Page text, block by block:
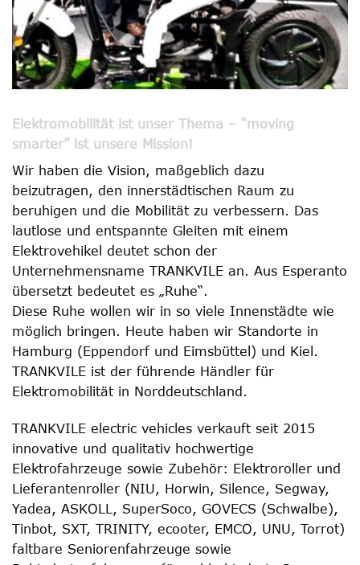
Elektromobilität ist unser Thema – “moving
smarter” ist unsere Mission!
Wir haben die Vision, maßgeblich dazu
beizutragen, den innerstädtischen Raum zu
beruhigen und die Mobilität zu verbessern. Das
lautlose und entspannte Gleiten mit einem
Elektrovehikel deutet schon der
Unternehmensname TRANKVILE an. Aus Esperanto
übersetzt bedeutet es „Ruhe“.
Diese Ruhe wollen wir in so viele Innenstädte wie
möglich bringen. Heute haben wir Standorte in
Hamburg (Eppendorf und Eimsbüttel) und Kiel.
TRANKVILE ist der führende Händler für
Elektromobilität in Norddeutschland.
TRANKVILE electric vehicles verkauft seit 2015
innovative und qualitativ hochwertige
Elektrofahrzeuge sowie Zubehör: Elektroroller und
Lieferantenroller (NIU, Horwin, Silence, Segway,
Yadea, ASKOLL, SuperSoco, GOVECS (Schwalbe),
Tinbot, SXT, TRINITY, ecooter, EMCO, UNU, Torrot)
faltbare Seniorenfahrzeuge sowie